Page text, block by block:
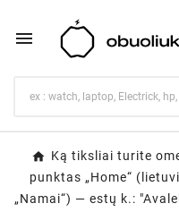

Ką tiksliai turite
punktas „Home“
„Namai“) — estų k.: